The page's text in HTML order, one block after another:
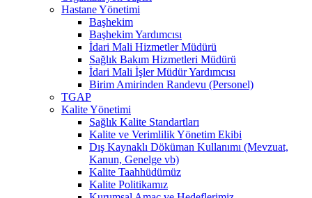
Hastane Yönetimi
Başhekim
Başhekim Yardımcısı
İdari Mali Hizmetler Müdürü
Sağlık Bakım Hizmetleri Müdürü
İdari Mali İşler Müdür Yardımcısı
Birim Amirinden Randevu (Personel)
TGAP
Kalite Yönetimi
Sağlık Kalite Standartları
Kalite ve Verimlilik Yönetim Ekibi
Dış Kaynaklı Döküman Kullanımı (Mevzuat,
Kanun, Genelge vb)
Kalite Taahhüdümüz
Kalite Politikamız